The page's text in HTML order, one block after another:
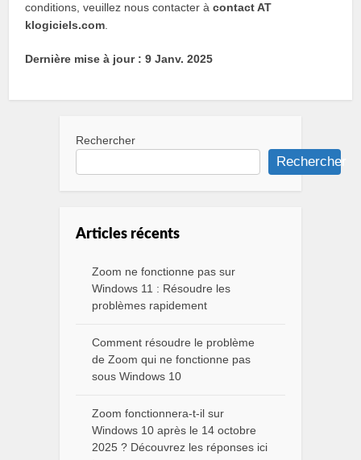
conditions, veuillez nous contacter àcontact AT
klogiciels.com
Dernière mise à jour : 9 Janv. 2025
Rechercher
Rechercher
Articles récents
Zoom ne fonctionne pas sur
Windows 11 : Résoudre les
problèmes rapidement
Comment résoudre le problème
de Zoom qui ne fonctionne pas
sous Windows 10
Zoom fonctionnera-t-il sur
Windows 10 après le 14 octobre
2025 ? Découvrez les réponses ici